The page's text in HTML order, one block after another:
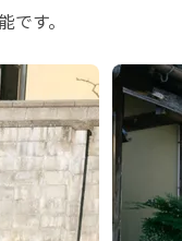
す。